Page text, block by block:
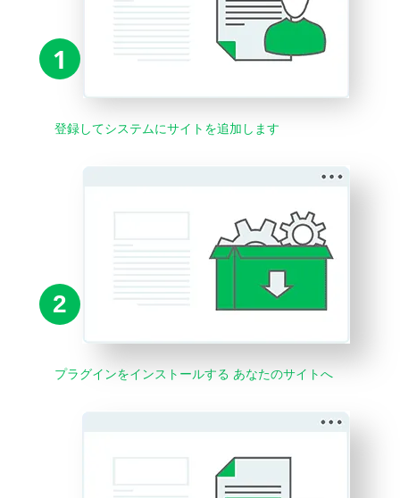
1
登録してシステムにサイトを追加します
2
プラグインをインストールする あなたのサイトへ